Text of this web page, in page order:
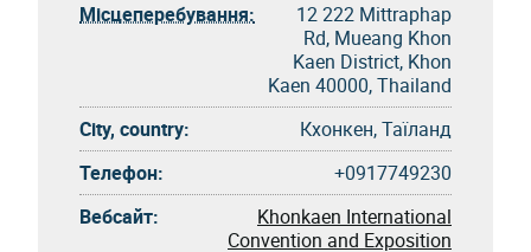
Місцеперебування:
12 222 Mittraphap
Rd, Mueang Khon
Kaen District, Khon
Kaen 40000, Thailand
City, country:
Кхонкен, Таїланд
Телефон:
+0917749230
Вебсайт:
Khonkaen International
Convention and Exposition